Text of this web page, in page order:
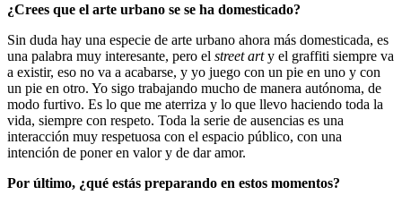
¿Crees que el arte urbano se se ha domesticado?
Sin duda hay una especie de arte urbano ahora más domesticada, es
una palabra muy interesante, pero el street arty el graffiti siempre va
a existir, eso no va a acabarse, y yo juego con un pie en uno y con
un pie en otro. Yo sigo trabajando mucho de manera autónoma, de
modo furtivo. Es lo que me aterriza y lo que llevo haciendo toda la
vida, siempre con respeto. Toda la serie de ausencias es una
interacción muy respetuosa con el espacio público, con una
intención de poner en valor y de dar amor.
Por último, ¿qué estás preparando en estos momentos?